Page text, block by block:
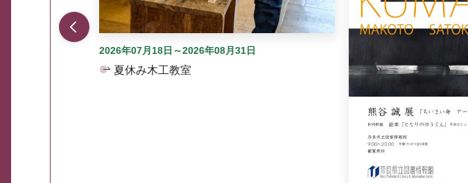
2026年07月18日～2026年08月31日
夏休み木工教室